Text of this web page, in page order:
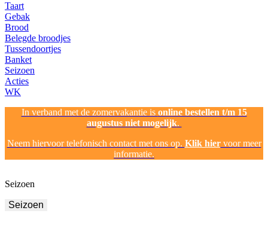
Taart
Gebak
Brood
Belegde broodjes
Tussendoortjes
Banket
Seizoen
Acties
WK
In verband met de zomervakantie is online bestellen t/m 15
augustus niet mogelijk.
Neem hiervoor telefonisch contact met ons op. Klik hiervoor meer
informatie.
Seizoen
Seizoen